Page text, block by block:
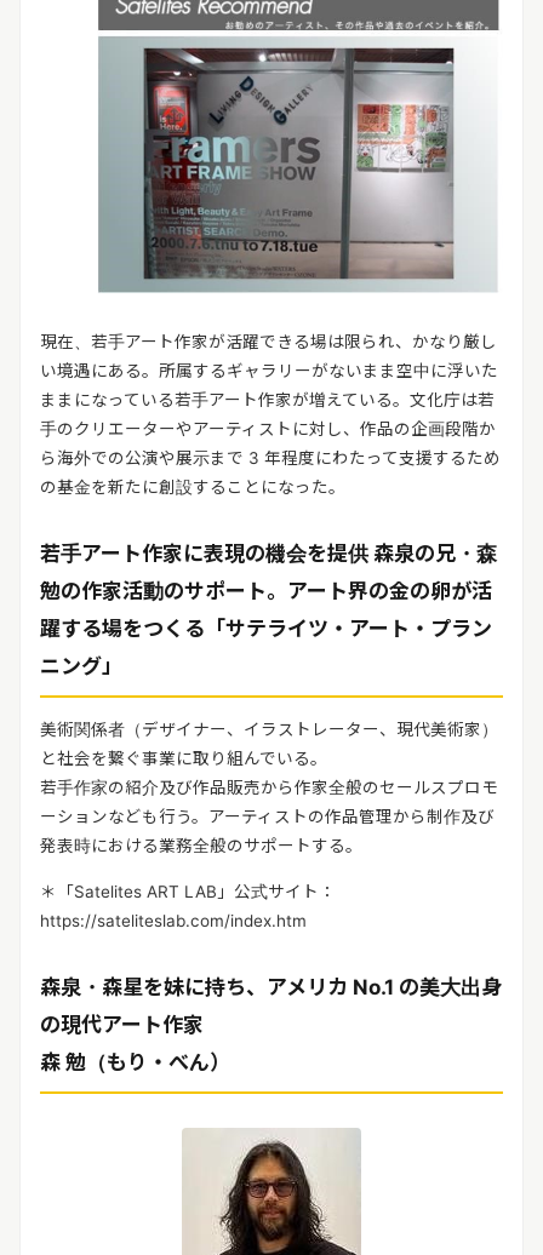
現在、若手アート作家が活躍できる場は限られ、かなり厳し
い境遇にある。所属するギャラリーがないまま空中に浮いた
ままになっている若手アート作家が増えている。文化庁は若
手のクリエーターやアーティストに対し、作品の企画段階か
ら海外での公演や展示まで 3 年程度にわたって支援するため
の基金を新たに創設することになった。
若手アート作家に表現の機会を提供 森泉の兄・森
勉の作家活動のサポート。アート界の金の卵が活
躍する場をつくる「サテライツ・アート・プラン
ニング」
美術関係者（デザイナー、イラストレーター、現代美術家）
と社会を繋ぐ事業に取り組んでいる。
若手作家の紹介及び作品販売から作家全般のセールスプロモ
ーションなども行う。アーティストの作品管理から制作及び
発表時における業務全般のサポートする。
＊「Satelites ART LAB」公式サイト：
https://sateliteslab.com/index.htm
森泉・森星を妹に持ち、アメリカ No.1 の美大出身
の現代アート作家
森 勉（もり・べん）